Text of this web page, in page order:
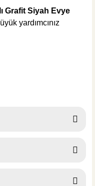
bataryası
Grafit Siyah Evye
yardımcınız